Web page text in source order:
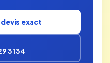
exact
31 34